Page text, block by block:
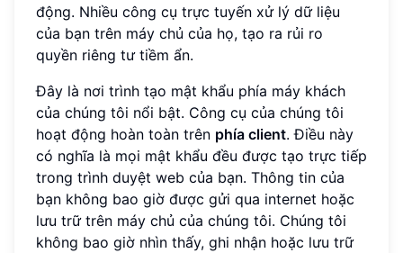
động. Nhiều công cụ trực tuyến xử lý dữ liệu
của bạn trên máy chủ của họ, tạo ra rủi ro
quyền riêng tư tiềm ẩn.
Đây là nơi trình tạo mật khẩu phía máy khách
của chúng tôi nổi bật. Công cụ của chúng tôi
hoạt động hoàn toàn trên phía client. Điều này
có nghĩa là mọi mật khẩu đều được tạo trực tiếp
trong trình duyệt web của bạn. Thông tin của
bạn không bao giờ được gửi qua internet hoặc
lưu trữ trên máy chủ của chúng tôi. Chúng tôi
không bao giờ nhìn thấy, ghi nhận hoặc lưu trữ